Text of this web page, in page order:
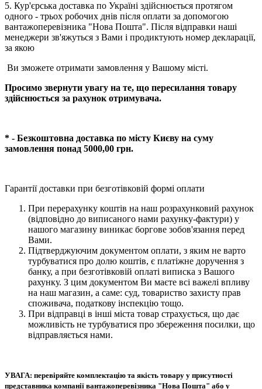
5. Кур'єрська доставка по Україні здійснюється протягом
одного - трьох робочих днів після оплати за допомогою
вантажоперевізника "Нова Пошта". Після відправки наші
менеджери зв'яжуться з Вами і продиктують номер декларації,
за якою
Ви зможете отримати замовлення у Вашому місті.
Просимо звернути увагу на те, що пересилання товару
здійснюється за рахунок отримувача.
* - Безкоштовна доставка по місту Києву на суму
замовлення понад 5000,00 грн.
Гарантії доставки при безготівковій формі оплати
При перерахунку коштів на наш розрахунковий рахунок
(відповідно до виписаного нами рахунку-фактури) у
нашого магазину виникає боргове зобов'язання перед
Вами.
Підтверджуючим документом оплати, з яким не варто
турбуватися про долю коштів, є платіжне доручення з
банку, а при безготівковій оплаті виписка з Вашого
рахунку. З цим документом Ви маєте всі важелі впливу
на наш магазин, а саме: суд, товариство захисту прав
споживача, податкову інспекцію тощо.
При відправці в інші міста товар страхується, що дає
можливість не турбуватися про збереження посилки, що
відправляється нами.
УВАГА: перевіряйте комплектацію та якість товару у присутності
представника компанії вантажоперевізника "Нова Пошта" або у